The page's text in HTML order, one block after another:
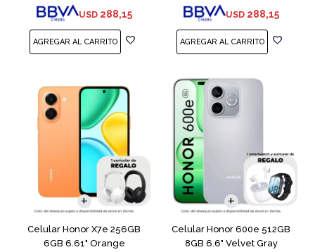
USD 288,15 USD 288,15
Celular Honor X7e 256GB
6GB 6.61" Orange
COMPARAR
Celular Honor 600e 512GB
8GB 6.6" Velvet Gray
COMPARAR